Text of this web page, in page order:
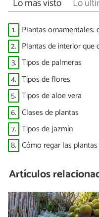
Lo más visto Lo
1. Plantas ornamentales:
2. Plantas de interior que
3. Tipos de palmeras
4. Tipos de flores
5. Tipos de aloe vera
6. Clases de plantas
7. Tipos de jazmín
8. Cómo regar las
Artículos